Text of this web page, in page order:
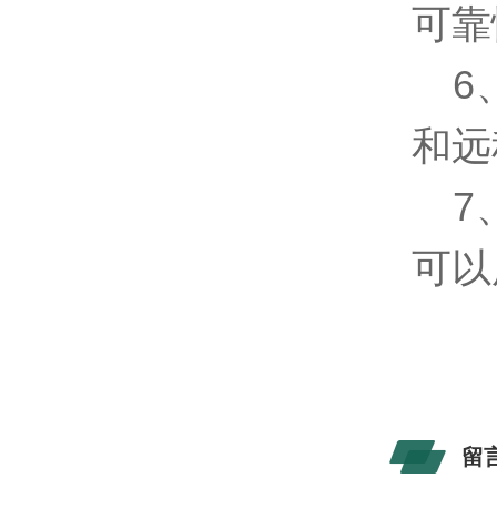
可
6
和
7
可
留